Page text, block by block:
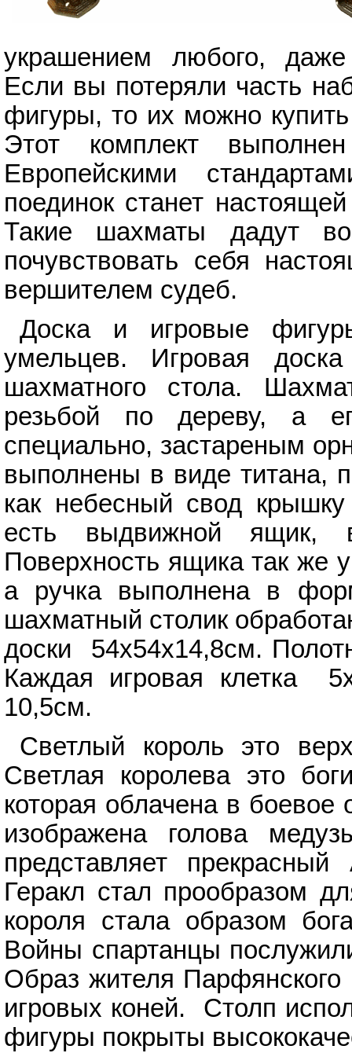
украшением любого, даже
Если вы потеряли часть
фигуры, то их можно
Этот комплект
Европейскими
поединок станет
Такие шахматы дадут
почувствовать себя
вершителем судеб.
Доска и игровые
умельцев. Игровая
шахматного стола.
резьбой по дереву, а
специально, застареным
выполнены в виде титана,
как небесный свод
есть выдвижной ящик,
Поверхность ящика так же
а ручка выполнена в
шахматный столик
доски 54х54х14,8см.
Каждая игровая клетка
10,5см.
Светлый король это
Светлая королева это
которая облачена в
изображена голова
представляет
Геракл стал прообразом
короля стала образом
Войны спартанцы
Образ жителя
игровых коней. Столп
фигуры покрыты